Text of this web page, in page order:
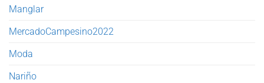
Manglar
MercadoCampesino2022
Moda
Nariño